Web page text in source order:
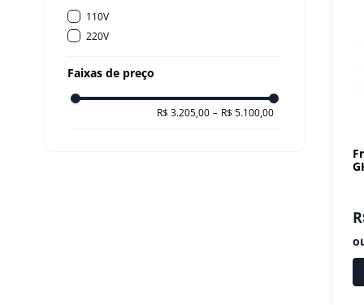
110V
220V
Faixas de preço
R$ 3.205,00 – R$ 5.100,00